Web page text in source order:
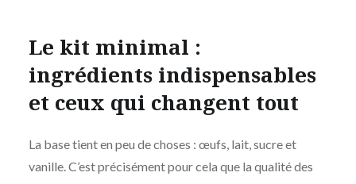
Le kit minimal :
ingrédients indispensables
et ceux qui changent tout
La base tient en peu de choses : œufs, lait, sucre et
vanille. C’est précisément pour cela que la qualité des